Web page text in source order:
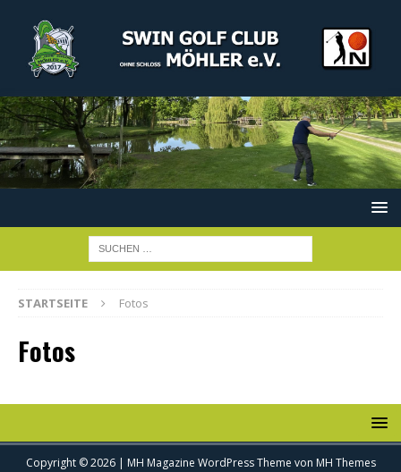
STARTSEITE Fotos
Fotos
Copyright © 2026 | MH Magazine WordPress Theme von MH Themes